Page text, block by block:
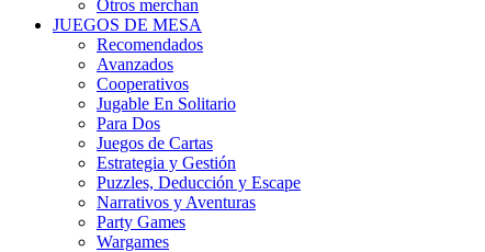
Otros merchan
JUEGOS DE MESA
Recomendados
Avanzados
Cooperativos
Jugable En Solitario
Para Dos
Juegos de Cartas
Estrategia y Gestión
Puzzles, Deducción y Escape
Narrativos y Aventuras
Party Games
Wargames